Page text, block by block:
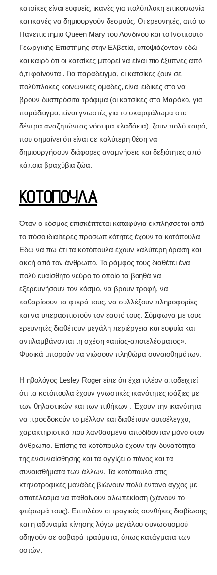
κατσίκες είναι ευφυείς, ικανές για πολύπλοκη επικοινωνία
και ικανές να δημιουργούν δεσμούς. Οι ερευνητές, από το
Πανεπιστήμιο Queen Mary του Λονδίνου και το Ινστιτούτο
Γεωργικής Επιστήμης στην Ελβετία, υποψιάζονταν εδώ
και καιρό ότι οι κατσίκες μπορεί να είναι πιο έξυπνες από
ό,τι φαίνονται. Για παράδειγμα, οι κατσίκες ζουν σε
πολύπλοκες κοινωνικές ομάδες, είναι ειδικές στο να
βρουν δυσπρόσιτα τρόφιμα (οι κατσίκες στο Μαρόκο, για
παράδειγμα, είναι γνωστές για το σκαρφάλωμα στα
δέντρα αναζητώντας νόστιμα κλαδάκια), ζουν πολύ καιρό,
που σημαίνει ότι είναι σε καλύτερη θέση να
δημιουργήσουν διάφορες αναμνήσεις και δεξιότητες από
κάποια βραχύβια ζώα.
ΚΟΤΟΠΟΥΛΑ
Όταν ο κόσμος επισκέπτεται καταφύγια εκπλήσσεται από
το πόσο ιδιαίτερες προσωπικότητες έχουν τα κοτόπουλα.
Εδώ να πω ότι τα κοτόπουλα έχουν καλύτερη όραση και
ακοή από τον άνθρωπο. Το ράμφος τους διαθέτει ένα
πολύ ευαίσθητο νεύρο το οποίο τα βοηθά να
εξερευνήσουν τον κόσμο, να βρουν τροφή, να
καθαρίσουν τα φτερά τους, να συλλέξουν πληροφορίες
και να υπερασπιστούν τον εαυτό τους. Σύμφωνα με τους
ερευνητές διαθέτουν μεγάλη περιέργεια και ευφυία και
αντιλαμβάνονται τη σχέση «αιτίας-αποτελέσματος».
Φυσικά μπορούν να νιώσουν πληθώρα συναισθημάτων.
Η ηθολόγος Lesley Roger είπε ότι έχει πλέον αποδειχτεί
ότι τα κοτόπουλα έχουν γνωστικές ικανότητες ισάξιες με
των θηλαστικών και των πιθήκων . Έχουν την ικανότητα
να προσδοκούν το μέλλον και διαθέτουν αυτοέλεγχο,
χαρακτηριστικά που λανθασμένα αποδίδονταν μόνο στον
άνθρωπο. Επίσης τα κοτόπουλα έχουν την δυνατότητα
της ενσυναίσθησης και τα αγγίζει ο πόνος και τα
συναισθήματα των άλλων. Τα κοτόπουλα στις
κτηνοτροφικές μονάδες βιώνουν πολύ έντονο άγχος με
αποτέλεσμα να παθαίνουν αλωπεκίαση (χάνουν το
φτέρωμά τους). Επιπλέον οι τραγικές συνθήκες διαβίωσης
και η αδυναμία κίνησης λόγω μεγάλου συνωστισμού
οδηγούν σε σοβαρά τραύματα, όπως κατάγματα των
οστών.